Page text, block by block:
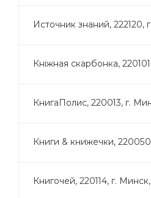
Источник знаний, 222120,
Кнiжная скарбонка,
КнигаПолис, 220013, г.
Книги & книжечки,
Книгочей, 220114, г.